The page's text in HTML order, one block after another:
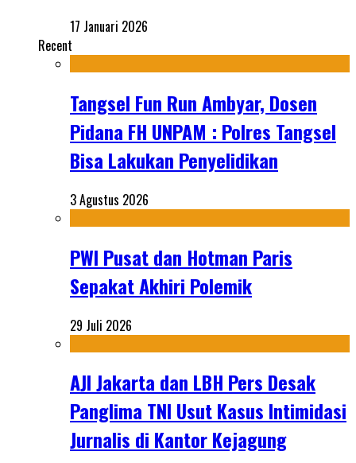
17 Januari 2026
Recent
Tangsel Fun Run Ambyar, Dosen
Pidana FH UNPAM : Polres Tangsel
Bisa Lakukan Penyelidikan
3 Agustus 2026
PWI Pusat dan Hotman Paris
Sepakat Akhiri Polemik
29 Juli 2026
AJI Jakarta dan LBH Pers Desak
Panglima TNI Usut Kasus Intimidasi
Jurnalis di Kantor Kejagung